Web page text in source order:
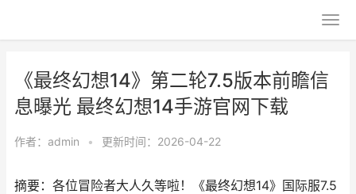
《最终幻想14》第二轮7.5版本前瞻信
息曝光 最终幻想14手游官网下载
作者： admin • 更新时间：2026-04-22
摘要：各位冒险者大人久等啦！《最终幻想14》国际服7.5